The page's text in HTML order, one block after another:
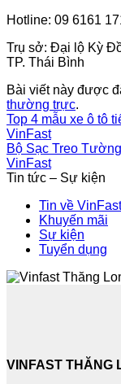
Hotline: 09 6161
Trụ sở: Đại lộ Kỳ
TP. Thái Bình
Bài viết này được
thường trực.
Top 4 mẫu xe ô tô
VinFast
Bộ Sạc Treo
VinFast
Tin tức – Sự kiện
Tin về VinFast
Khuyến mãi
Sự kiện
Tuyển dụng
VINFAST THĂNG